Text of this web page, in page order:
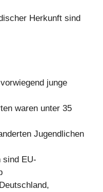
Herkunft sind
junge
waren unter 35
Jugendlichen
sind EU-